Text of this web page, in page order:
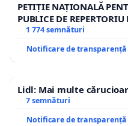
PETIȚIE NAȚIONALĂ
PUBLICE DE
1 774 semnături
Notificare de transparență
Lidl: Mai multe
7 semnături
Notificare de transparență